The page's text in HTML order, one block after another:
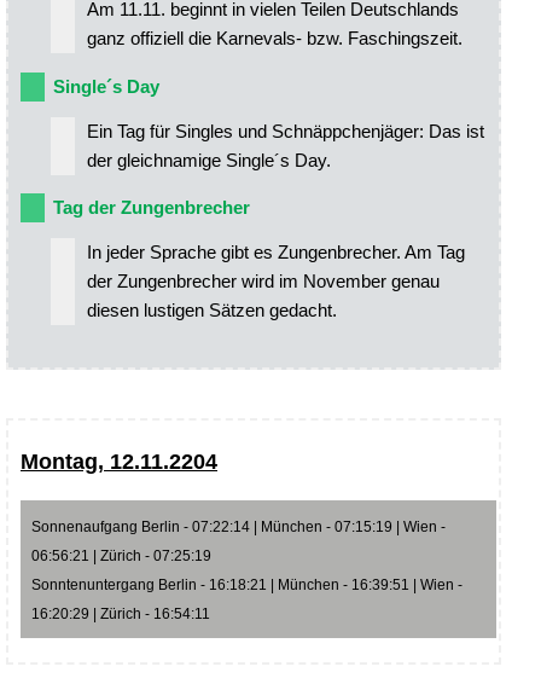
Am 11.11. beginnt in vielen Teilen Deutschlands
ganz offiziell die Karnevals- bzw. Faschingszeit.
Single´s Day
Ein Tag für Singles und Schnäppchenjäger: Das ist
der gleichnamige Single´s Day.
Tag der Zungenbrecher
In jeder Sprache gibt es Zungenbrecher. Am Tag
der Zungenbrecher wird im November genau
diesen lustigen Sätzen gedacht.
Montag, 12.11.2204
Sonnenaufgang Berlin - 07:22:14 | München - 07:15:19 | Wien -
06:56:21 | Zürich - 07:25:19
Sonntenuntergang Berlin - 16:18:21 | München - 16:39:51 | Wien -
16:20:29 | Zürich - 16:54:11